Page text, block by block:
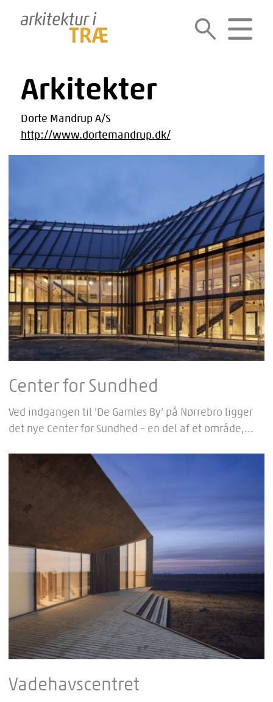
Arkitekter
Dorte Mandrup A/S
http://www.dortemandrup.dk/
Center for Sundhed
Ved indgangen til ’De Gamles By’ på Nørrebro ligger
det nye Center for Sundhed – en del af et område,...
Vadehavscentret